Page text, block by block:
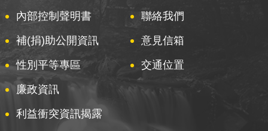
內部控制聲明書
補(捐)助公開資訊
性別平等專區
廉政資訊
利益衝突資訊揭露
聯絡我們
意見信箱
交通位置